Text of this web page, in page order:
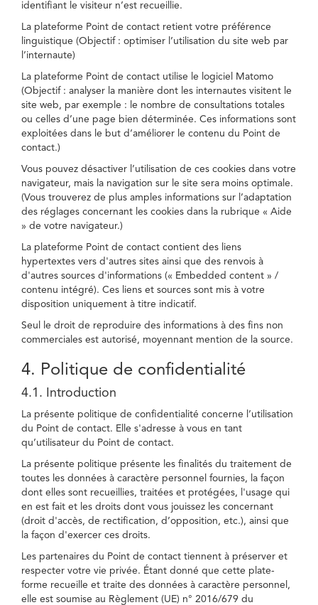
identifiant le visiteur n’est recueillie.
La plateforme Point de contact retient votre préférence
linguistique (Objectif : optimiser l’utilisation du site web par
l’internaute)
La plateforme Point de contact utilise le logiciel Matomo
(Objectif : analyser la manière dont les internautes visitent le
site web, par exemple : le nombre de consultations totales
ou celles d’une page bien déterminée. Ces informations sont
exploitées dans le but d’améliorer le contenu du Point de
contact.)
Vous pouvez désactiver l’utilisation de ces cookies dans votre
navigateur, mais la navigation sur le site sera moins optimale.
(Vous trouverez de plus amples informations sur l’adaptation
des réglages concernant les cookies dans la rubrique « Aide
» de votre navigateur.)
La plateforme Point de contact contient des liens
hypertextes vers d'autres sites ainsi que des renvois à
d'autres sources d'informations (« Embedded content » /
contenu intégré). Ces liens et sources sont mis à votre
disposition uniquement à titre indicatif.
Seul le droit de reproduire des informations à des fins non
commerciales est autorisé, moyennant mention de la source.
4. Politique de confidentialité
4.1. Introduction
La présente politique de confidentialité concerne l’utilisation
du Point de contact. Elle s'adresse à vous en tant
qu’utilisateur du Point de contact.
La présente politique présente les finalités du traitement de
toutes les données à caractère personnel fournies, la façon
dont elles sont recueillies, traitées et protégées, l'usage qui
en est fait et les droits dont vous jouissez les concernant
(droit d'accès, de rectification, d’opposition, etc.), ainsi que
la façon d'exercer ces droits.
Les partenaires du Point de contact tiennent à préserver et
respecter votre vie privée. Étant donné que cette plate-
forme recueille et traite des données à caractère personnel,
elle est soumise au Règlement (UE) n° 2016/679 du